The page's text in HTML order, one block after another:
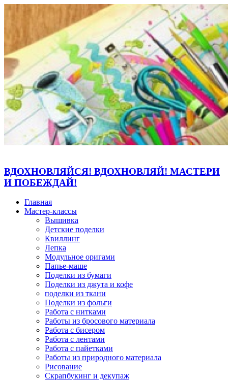
ВДОХНОВЛЯЙСЯ! ВДОХНОВЛЯЙ! МАСТЕРИ
И ПОБЕЖДАЙ!
Главная
Мастер-классы
Вышивка
Детские поделки
Квиллинг
Лепка
Модульное оригами
Папье-маше
Поделки из бумаги
Поделки из джута и кофе
поделки из ткани
Поделки из фольги
Работа с нитками
Работы из бросового материала
Работа с бисером
Работа с лентами
Работа с пайетками
Работы из природного материала
Рисование
Скрапбукинг и декупаж